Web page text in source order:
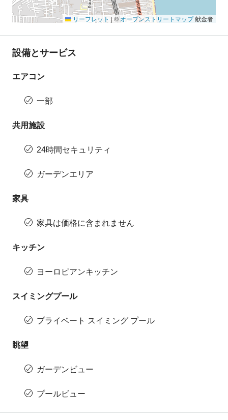
リーフレット | ©オープンストリートマップ献金者
設備とサービス
エアコン
一部
共用施設
24時間セキュリティ
ガーデンエリア
家具
家具は価格に含まれません
キッチン
ヨーロピアンキッチン
スイミングプール
プライベート スイミング プール
眺望
ガーデンビュー
プールビュー